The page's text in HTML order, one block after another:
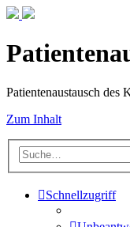
Patientenaustausch des
Zum Inhalt
Schnellzugriff